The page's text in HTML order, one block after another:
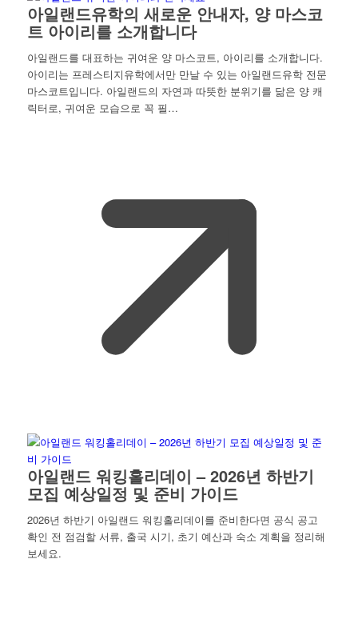
아일랜드유학의 새로운 안내자, 양 마스코
트 아이리를 소개합니다
아일랜드를 대표하는 귀여운 양 마스코트, 아이리를 소개합니다.
아이리는 프레스티지유학에서만 만날 수 있는 아일랜드유학 전문
마스코트입니다. 아일랜드의 자연과 따뜻한 분위기를 닮은 양 캐
릭터로, 귀여운 모습으로 꼭 필…
아일랜드 워킹홀리데이 – 2026년 하반기
모집 예상일정 및 준비 가이드
2026년 하반기 아일랜드 워킹홀리데이를 준비한다면 공식 공고
확인 전 점검할 서류, 출국 시기, 초기 예산과 숙소 계획을 정리해
보세요.